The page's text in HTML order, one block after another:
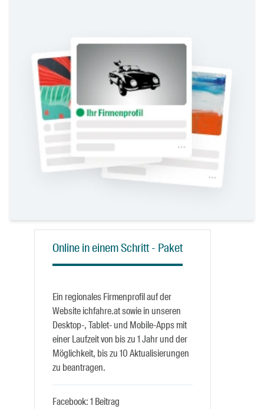
Online in einem Schritt - Paket
Ein regionales Firmenprofil auf der
Website ichfahre.at sowie in unseren
Desktop-, Tablet- und Mobile-Apps mit
einer Laufzeit von bis zu 1 Jahr und der
Möglichkeit, bis zu 10 Aktualisierungen
zu beantragen.
Facebook: 1 Beitrag